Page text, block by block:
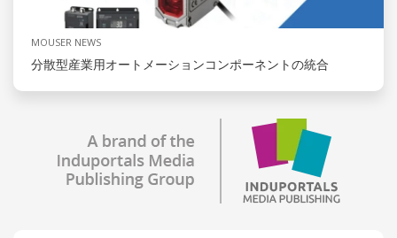
MOUSER NEWS
分散型産業用オートメーションコンポーネントの統合